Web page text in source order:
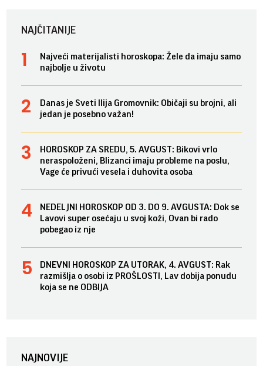
NAJČITANIJE
Najveći materijalisti horoskopa: Žele da imaju samo
najbolje u životu
Danas je Sveti Ilija Gromovnik: Običaji su brojni, ali
jedan je posebno važan!
HOROSKOP ZA SREDU, 5. AVGUST: Bikovi vrlo
neraspoloženi, Blizanci imaju probleme na poslu,
Vage će privući vesela i duhovita osoba
NEDELJNI HOROSKOP OD 3. DO 9. AVGUSTA: Dok se
Lavovi super osećaju u svoj koži, Ovan bi rado
pobegao iz nje
DNEVNI HOROSKOP ZA UTORAK, 4. AVGUST: Rak
razmišlja o osobi iz PROŠLOSTI, Lav dobija ponudu
koja se ne ODBIJA
NAJNOVIJE